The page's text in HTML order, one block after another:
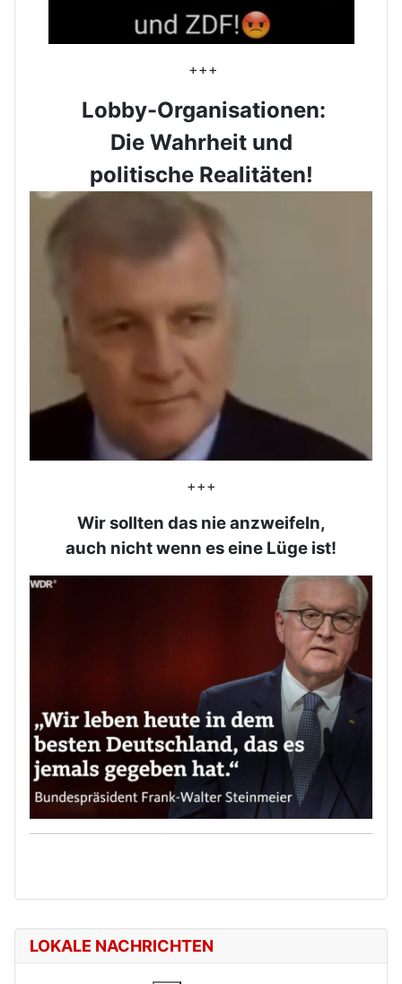
LOKALE NACHRICHTEN
+++
Lobby-Organisationen:
Die Wahrheit und
politische Realitäten!
+++
Wir sollten das nie anzweifeln,
auch nicht wenn es eine Lüge ist!